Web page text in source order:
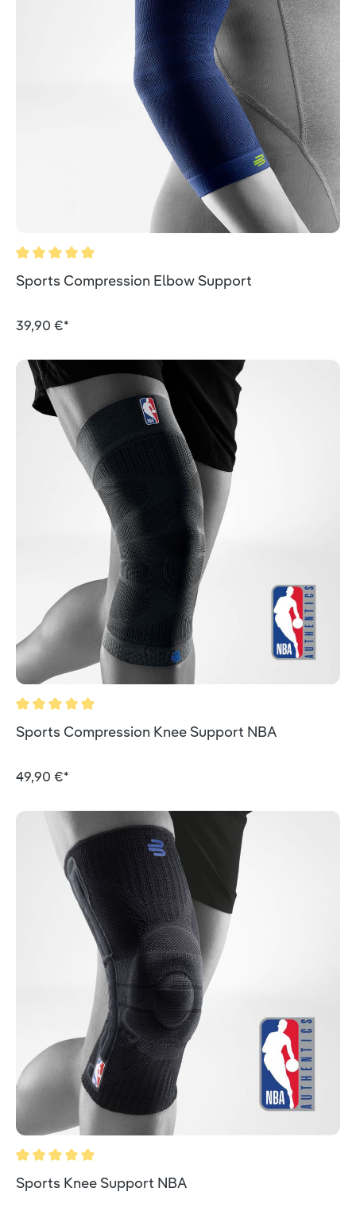
Durchschnittliche Bewertung von 5 von 5 Sternen
Sports Compression Elbow Support
39,90 €*
Durchschnittliche Bewertung von 5 von 5 Sternen
Sports Compression Knee Support NBA
49,90 €*
Durchschnittliche Bewertung von 5 von 5 Sternen
Sports Knee Support NBA